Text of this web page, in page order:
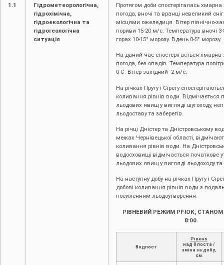
1.1
Гідрометеорологічна,
гідрохімічна,
гідроекологічна та
гідрогеологічна
ситуація
Протягом доби спостерігалась
погода, вночі та вранці невеликий
місцями ожеледиця. Вітер північно-
пориви 15-20 м/с. Температура вночі 3-
горах 10-15° морозу. Вдень 0-5° морозу.
На даний час спостерігається
погода, без опадів. Температура
0 С. Вітер західний 2 м/с.
На річках Пруту і Сірету
коливання рівнів води. Відмічається
льодових явищ у вигляді шугоходу,
льодоставу та заберегів.
На річці Дністер та Дністровському
межах Чернівецької області,
коливання рівнів води. На
водосховищі відмічається початкове
льодових явищ у вигляді льодоходу та
На наступну добу на річках Пруту і
добові коливання рівнів води з
посиленням льодоутворення.
РІВНЕВИЙ РЕЖИМ РІЧОК, СТАНОМ
8:00.
Водпост
Рівень
над 0 поста /
зміна за добу,
см